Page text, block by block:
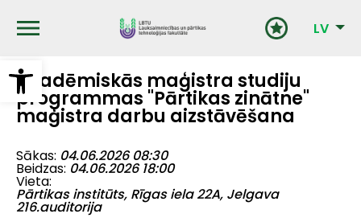
Open toolbar
galveno LV
Akadēmiskās maģistra studiju
programmas "Pārtikas zinātne"
maģistra darbu aizstāvēšana
Sākas 04.06.2026 08:30
Beidzas 04.06.2026 18:00
Vieta
Pārtikas institūts, Rīgas iela 22A, Jelgava
216.auditorija